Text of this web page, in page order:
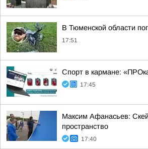
В Тюменской области
17:51
Спорт в кармане:
17:45
Максим Афанасьев:
пространство
17:40